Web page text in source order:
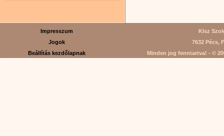
Impresszum
Klsz
Jogok
7632 Pécs,
Beállítás kezdőlapnak
Minden jog fenntartva! - ©